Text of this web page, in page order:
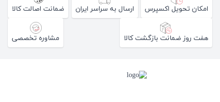
امکان تحویل اکسپرس ارسال به سراسر ایران ضمانت اصالت کالا
هفت روز ضمانت بازگشت کالا مشاوره تخصصی